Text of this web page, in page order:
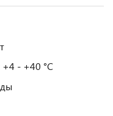
+4 - +40 °С